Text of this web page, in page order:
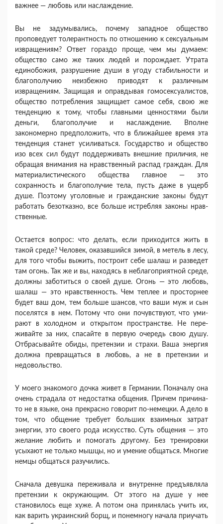
важнее — любовь или наслаж­дение.
Вы не задумывались, почему западное общество
проповедует толерантность по отношению к сексу­альным
извращениям? Ответ гораздо проще, чем мы думаем:
общество само же таких людей и порож­дает. Утрата
единобожия, разрушение души в угоду стабильности и
благополучию неизбежно приводят к различным
извращениям. Защищая и оправдывая гомосексуалистов,
общество потребления защищает самое себя, свою же
тенденцию к тому, чтобы глав­ными ценностями были
деньги, благополучие и на­слаждение. Вполне
закономерно предположить, что в ближайшее время эта
тенденция станет усиливать­ся. Государство и общество
изо всех сил будут под­держивать внешние приличия, не
обращая внима­ния на нравственный распад граждан. Для
материа­листического общества главное — это
сохранность и благополучие тела, пусть даже в ущерб
душе. По­этому уголовные и гражданские законы будут
рабо­тать безотказно, все больше истребляя законы нрав­
ственные.
Остается вопрос: что делать, если приходится жить в
такой среде? Человек, оказавшийся зимой, в метель в лесу,
для того чтобы выжить, построит себе шалаш и разведет
там огонь. Так же и вы, находясь в неблагоприятной среде,
должны заботиться о своей душе. Огонь — это любовь,
шалаш — это нравственность. Чем теплее и просторнее
будет ваш дом, тем больше шансов, что ваши муж и сын
посе­лятся в нем. Потому что они почувствуют, что уми­
рают в холодном и открытом пространстве. Не пере­
живайте за них, спасайте в первую очередь свою душу.
Отбрасывайте обиды, претензии и страхи. Ваша энергия
должна превращаться в любовь, а не в претензии и
недовольство.
У моего знакомого дочка живет в Германии. По­началу она
очень страдала от недостатка общения. Причем причина-
то не в языке, она прекрасно гово­рит по-немецки. А дело в
том, что общение требует больших взаимных затрат
энергии, это своего рода искусство. Суть общения — это
желание любить и помогать другому. Без тренировки
усыхают не толь­ко мышцы, но и умение общаться. Многие
немцы общаться разучились.
Сначала девушка переживала и внутренне предъ­являла
претензии к окружающим. От этого на душе у нее
становилось еще хуже. А потом она принялась учить их,
как варить украинский борщ, и понемногу начала приучать